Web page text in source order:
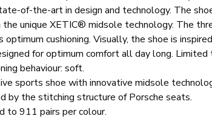
of-the-art in design and technology. The
unique XETIC® midsole technology. The
optimum cushioning. Visually, the shoe is
for optimum comfort all day long. Limited
behaviour: soft.
sports shoe with innovative midsole
by the stitching structure of Porsche seats.
to 911 pairs per colour.